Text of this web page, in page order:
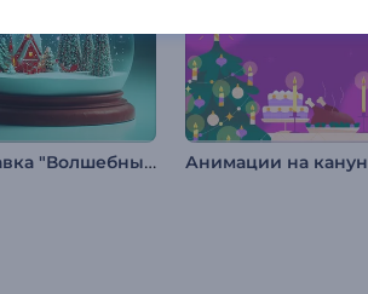
Заставка "Волшебный Снежный Шар"